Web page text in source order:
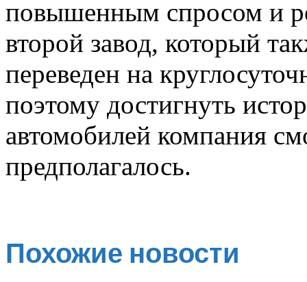
повышенным спросом и
второй завод, который
переведен на
поэтому достигнуть
автомобилей компания
предполагалось.
Похожие новости